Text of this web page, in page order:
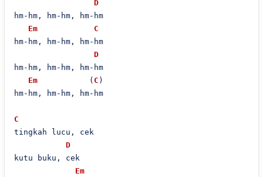
D
hm-hm, hm-hm, hm-hm
Em
C
hm-hm, hm-hm, hm-hm
D
hm-hm, hm-hm, hm-hm
Em
           (
C )
hm-hm, hm-hm, hm-hm
C
tingkah lucu, cek
D
kutu buku, cek
Em